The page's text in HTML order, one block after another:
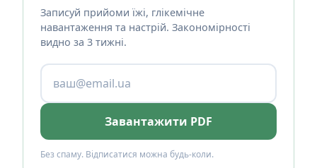
Записуй прийоми їжі, глікемічне
навантаження та настрій. Закономірності
видно за 3 тижні.
Завантажити PDF
Без спаму. Відписатися можна будь-коли.